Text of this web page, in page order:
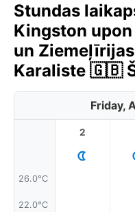
Stundas
Kingston
un
Karaliste 🇬🇧
Friday,
26.0°C
22.0°C
2